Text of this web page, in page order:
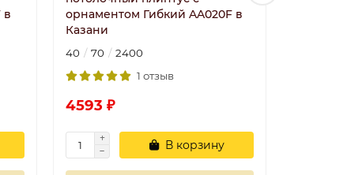
в
орнаментом Гибкий AA020F в
Казани
40 70
2400
1 отзыв
4593 ₽
В корзину